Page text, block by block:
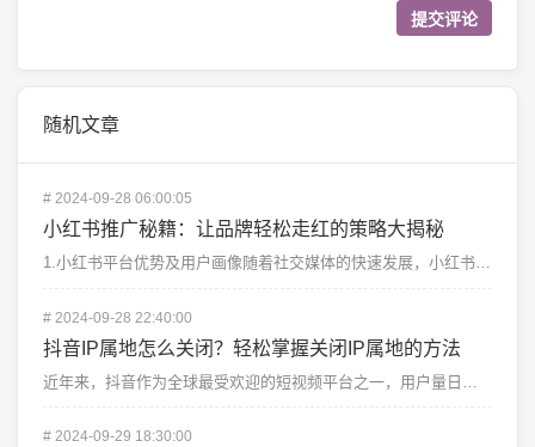
随机文章
# 2024-09-28 06:00:05
小红书推广秘籍：让品牌轻松走红的策略大揭秘
1.小红书平台优势及用户画像随着社交媒体的快速发展，小红书凭借其独特的内容生态和强大的社区氛围，成为...
# 2024-09-28 22:40:00
抖音IP属地怎么关闭？轻松掌握关闭IP属地的方法
# 2024-09-29 18:30:00